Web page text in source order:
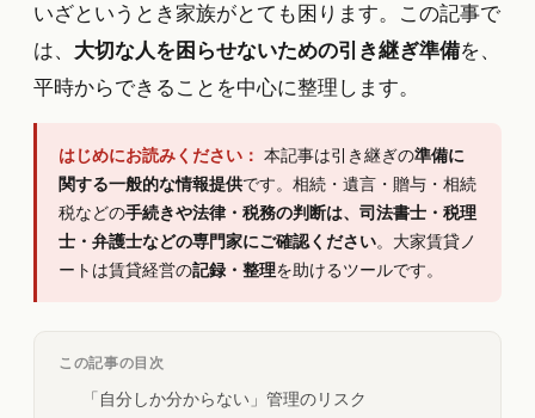
いざというとき家族がとても困ります。この記事で
は、 大切な人を困らせないための引き継ぎ準備を、
平時からできることを中心に整理します。
はじめにお読みください： 本記事は引き継ぎの準備に
関する一般的な情報提供です。相続・遺言・贈与・相続
税などの手続きや法律・税務の判断は、司法書士・税理
士・弁護士などの専門家にご確認ください。大家賃貸ノ
ートは賃貸経営の記録・整理を助けるツールです。
この記事の目次
「自分しか分からない」管理のリスク